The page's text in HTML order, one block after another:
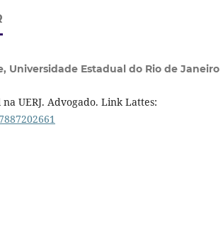
Universidade Estadual do Rio de Janeiro
UERJ. Advogado. Link Lattes: